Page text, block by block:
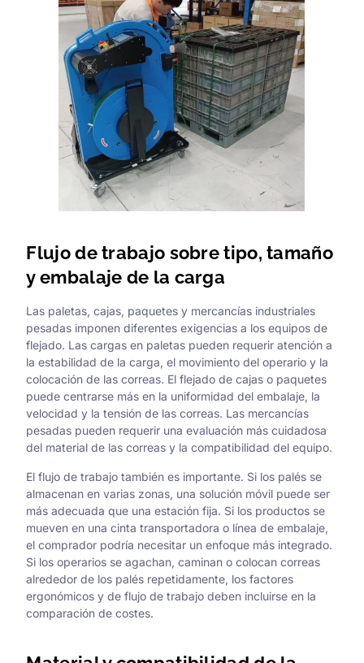
Flujo de trabajo sobre tipo, tamaño
y embalaje de la carga
Las paletas, cajas, paquetes y mercancías industriales
pesadas imponen diferentes exigencias a los equipos de
flejado. Las cargas en paletas pueden requerir atención a
la estabilidad de la carga, el movimiento del operario y la
colocación de las correas. El flejado de cajas o paquetes
puede centrarse más en la uniformidad del embalaje, la
velocidad y la tensión de las correas. Las mercancías
pesadas pueden requerir una evaluación más cuidadosa
del material de las correas y la compatibilidad del equipo.
El flujo de trabajo también es importante. Si los palés se
almacenan en varias zonas, una solución móvil puede ser
más adecuada que una estación fija. Si los productos se
mueven en una cinta transportadora o línea de embalaje,
el comprador podría necesitar un enfoque más integrado.
Si los operarios se agachan, caminan o colocan correas
alrededor de los palés repetidamente, los factores
ergonómicos y de flujo de trabajo deben incluirse en la
comparación de costes.